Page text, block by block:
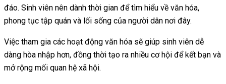
đáo. Sinh viên nên dành thời gian để tìm hiểu về văn hóa,
phong tục tập quán và lối sống của người dân nơi đây.
Việc tham gia các hoạt động văn hóa sẽ giúp sinh viên dễ
dàng hòa nhập hơn, đồng thời tạo ra nhiều cơ hội để kết bạn và
mở rộng mối quan hệ xã hội.